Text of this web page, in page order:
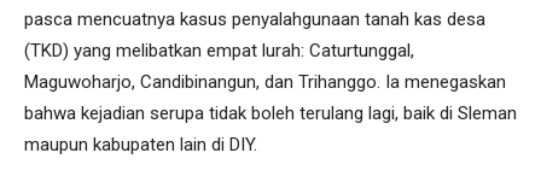
pasca mencuatnya kasus penyalahgunaan tanah kas desa
(TKD) yang melibatkan empat lurah: Caturtunggal,
Maguwoharjo, Candibinangun, dan Trihanggo. Ia menegaskan
bahwa kejadian serupa tidak boleh terulang lagi, baik di Sleman
maupun kabupaten lain di DIY.